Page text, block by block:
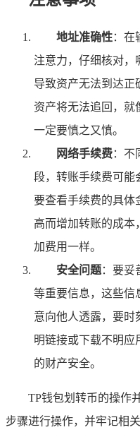
地址准确性：在
注意力，仔细核对，
导致资产无法到达正
资产将无法追回，就
一定要慎之又慎。
网络手续费：不
段，转账手续费可能
要查看手续费的具体
高而增加转账的成本
加费用一样。
安全问题：要妥
等重要信息，这些信
意向他人透露，要时
明链接或下载不明应
的财产安全。
TP钱包划转币的操作
步骤进行操作，并牢记相